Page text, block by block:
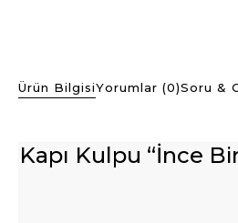
Ürün BilgisiYorumlar (0)Soru &
Kapı Kulpu “İnce